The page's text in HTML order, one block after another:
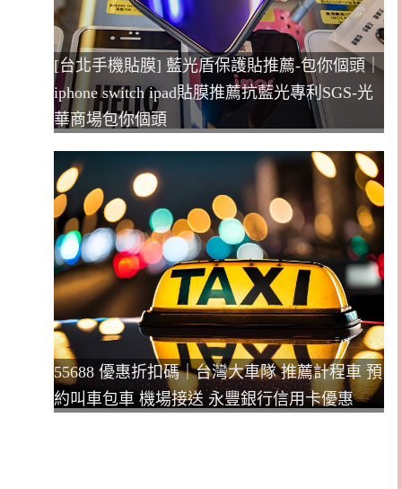
[台北手機貼膜] 藍光盾保護貼推薦-包你個頭｜
iphone switch ipad貼膜推薦抗藍光專利SGS-光
華商場包你個頭
55688 優惠折扣碼｜台灣大車隊 推薦計程車 預
約叫車包車 機場接送 永豐銀行信用卡優惠